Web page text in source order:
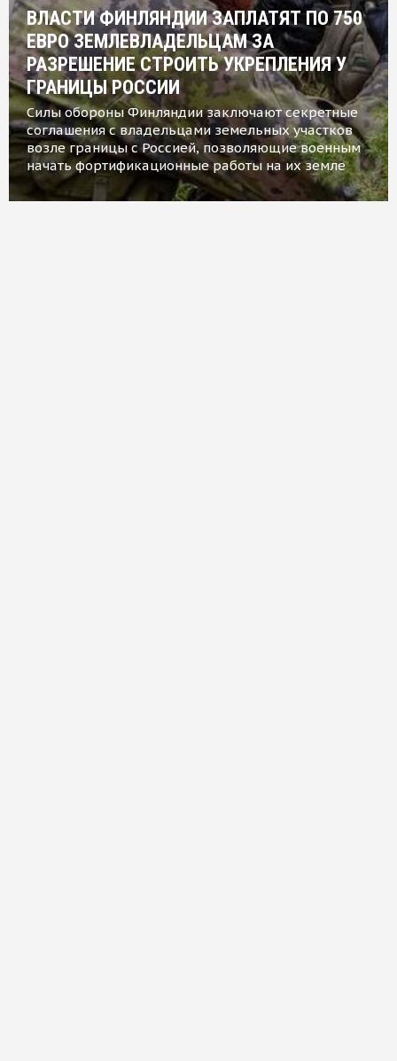
ВЛАСТИ ФИНЛЯНДИИ ЗАПЛАТЯТ ПО 750
ЕВРО ЗЕМЛЕВЛАДЕЛЬЦАМ ЗА
РАЗРЕШЕНИЕ СТРОИТЬ УКРЕПЛЕНИЯ У
ГРАНИЦЫ РОССИИ
Силы обороны Финляндии заключают секретные
соглашения с владельцами земельных участков
возле границы с Россией, позволяющие военным
начать фортификационные работы на их земле